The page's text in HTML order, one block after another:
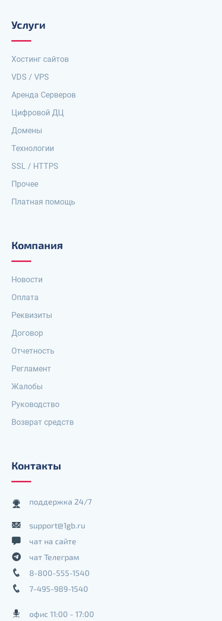
Услуги
Хостинг сайтов
VDS / VPS
Аренда Серверов
Цифровой ДЦ
Домены
Технологии
SSL / HTTPS
Прочее
Платная помощь
Компания
Новости
Оплата
Реквизиты
Договор
Отчетность
Регламент
Жалобы
Руководство
Возврат средств
Контакты
поддержка 24/7
support@1gb.ru
чат на сайте
чат Телеграм
8-800-555-1540
7-495-989-1540
офис 11:00 - 17:00